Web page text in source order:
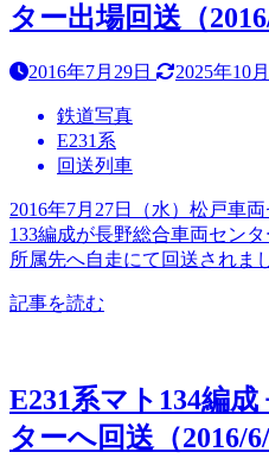
ター出場回送（2016/
2016年7月29日 2025年10
鉄道写真
E231系
回送列車
2016年7月27日（水）松戸車
133編成が長野総合車両セン
所属先へ自走にて回送されま
記事を読む
E231系マト134編
ターへ回送（2016/6/